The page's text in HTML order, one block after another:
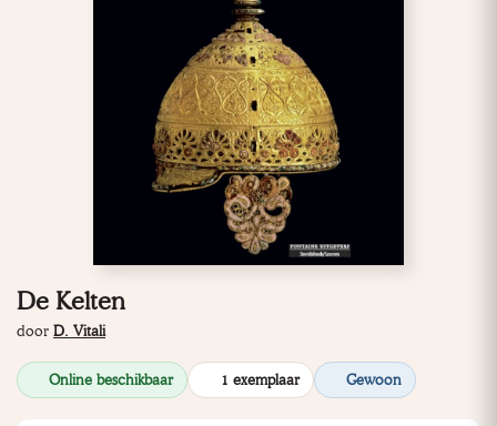
De Kelten
door D. Vitali
Online beschikbaar 1 exemplaar Gewoon